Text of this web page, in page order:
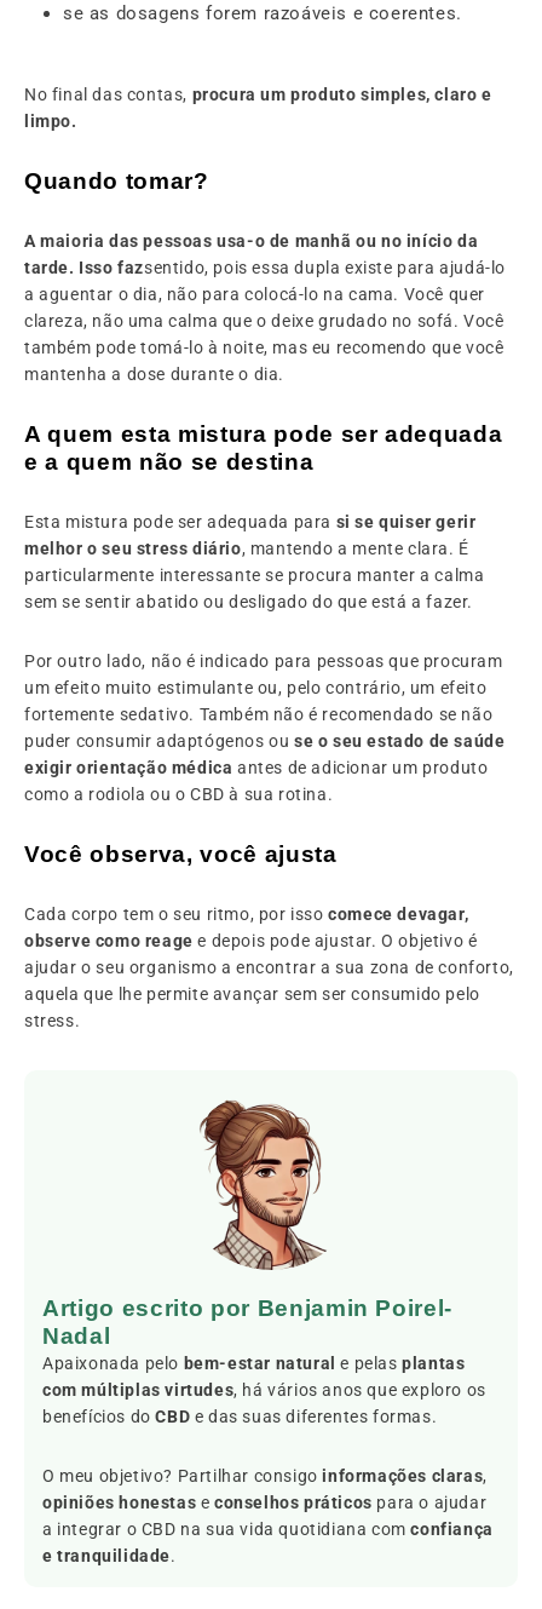
se as dosagens forem razoáveis e coerentes.
No final das contas, procura um produto simples, claro e
limpo.
Quando tomar?
A maioria das pessoas usa-o de manhã ou no início da
tarde. Isso fazsentido, pois essa dupla existe para ajudá-lo
a aguentar o dia, não para colocá-lo na cama. Você quer
clareza, não uma calma que o deixe grudado no sofá. Você
também pode tomá-lo à noite, mas eu recomendo que você
mantenha a dose durante o dia.
A quem esta mistura pode ser adequada
e a quem não se destina
Esta mistura pode ser adequada para si se quiser gerir
melhor o seu stress diário, mantendo a mente clara. É
particularmente interessante se procura manter a calma
sem se sentir abatido ou desligado do que está a fazer.
Por outro lado, não é indicado para pessoas que procuram
um efeito muito estimulante ou, pelo contrário, um efeito
fortemente sedativo. Também não é recomendado se não
puder consumir adaptógenos ouse o seu estado de saúde
exigir orientação médica antes de adicionar um produto
como a rodiola ou o CBD à sua rotina.
Você observa, você ajusta
Cada corpo tem o seu ritmo, por issocomece devagar,
observe como reage e depois pode ajustar. O objetivo é
ajudar o seu organismo a encontrar a sua zona de conforto,
aquela que lhe permite avançar sem ser consumido pelo
stress.
Artigo escrito por Benjamin Poirel-
Nadal
Apaixonada pelo bem-estar natural e pelasplantas
com múltiplas virtudes, há vários anos que exploro os
benefícios doCBD e das suas diferentes formas.
O meu objetivo? Partilhar consigoinformações claras,
opiniões honestas econselhos práticos para o ajudar
a integrar o CBD na sua vida quotidiana comconfiança
e tranquilidade.